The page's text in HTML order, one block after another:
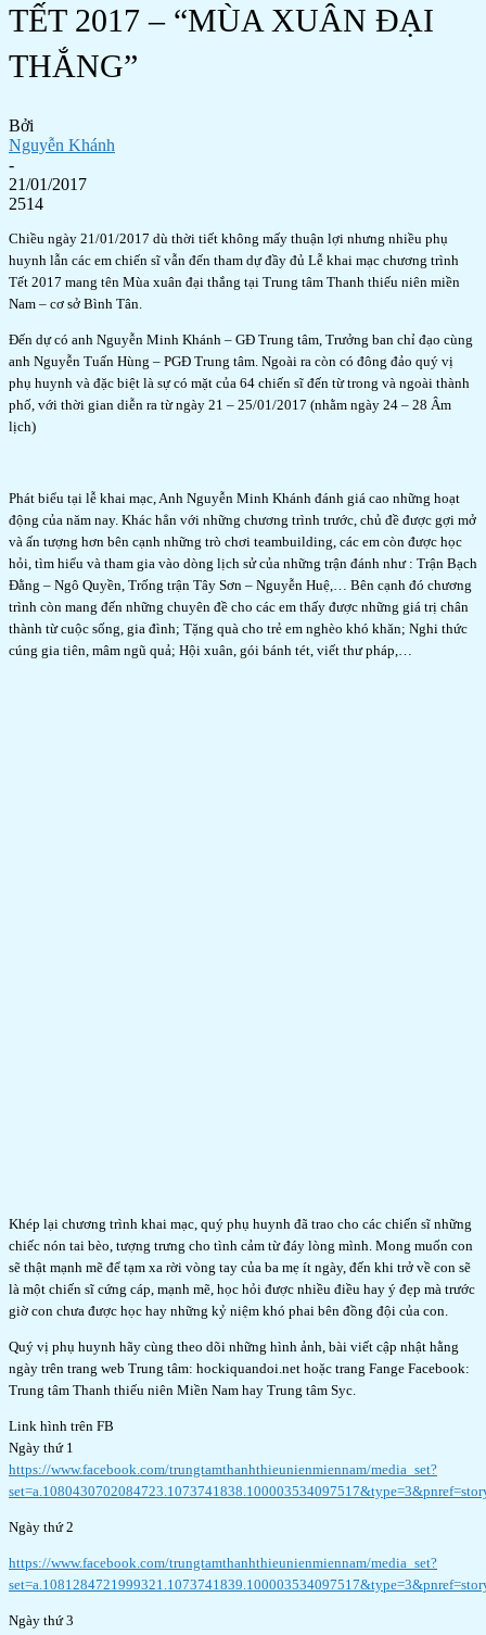
TẾT 2017 – “MÙA XUÂN ĐẠI
THẮNG”
Bởi
Nguyễn Khánh
-
21/01/2017
2514
Chiều ngày 21/01/2017 dù thời tiết không mấy thuận lợi nhưng nhiều phụ
huynh lẫn các em chiến sĩ vẫn đến tham dự đầy đủ Lễ khai mạc chương trình
Tết 2017 mang tên Mùa xuân đại thắng tại Trung tâm Thanh thiếu niên miền
Nam – cơ sở Bình Tân.
Đến dự có anh Nguyễn Minh Khánh – GĐ Trung tâm, Trưởng ban chỉ đạo cùng
anh Nguyễn Tuấn Hùng – PGĐ Trung tâm. Ngoài ra còn có đông đảo quý vị
phụ huynh và đặc biệt là sự có mặt của 64 chiến sĩ đến từ trong và ngoài thành
phố, với thời gian diễn ra từ ngày 21 – 25/01/2017 (nhằm ngày 24 – 28 Âm
lịch)
Phát biểu tại lễ khai mạc, Anh Nguyễn Minh Khánh đánh giá cao những hoạt
động của năm nay. Khác hẳn với những chương trình trước, chủ đề được gợi mở
và ấn tượng hơn bên cạnh những trò chơi teambuilding, các em còn được học
hỏi, tìm hiểu và tham gia vào dòng lịch sử của những trận đánh như : Trận Bạch
Đằng – Ngô Quyền, Trống trận Tây Sơn – Nguyễn Huệ,… Bên cạnh đó chương
trình còn mang đến những chuyên đề cho các em thấy được những giá trị chân
thành từ cuộc sống, gia đình; Tặng quà cho trẻ em nghèo khó khăn; Nghi thức
cúng gia tiên, mâm ngũ quả; Hội xuân, gói bánh tét, viết thư pháp,…
Khép lại chương trình khai mạc, quý phụ huynh đã trao cho các chiến sĩ những
chiếc nón tai bèo, tượng trưng cho tình cảm từ đáy lòng mình. Mong muốn con
sẽ thật mạnh mẽ để tạm xa rời vòng tay của ba mẹ ít ngày, đến khi trở về con sẽ
là một chiến sĩ cứng cáp, mạnh mẽ, học hỏi được nhiều điều hay ý đẹp mà trước
giờ con chưa được học hay những kỷ niệm khó phai bên đồng đội của con.
Quý vị phụ huynh hãy cùng theo dõi những hình ảnh, bài viết cập nhật hằng
ngày trên trang web Trung tâm: hockiquandoi.net hoặc trang Fange Facebook:
Trung tâm Thanh thiếu niên Miền Nam hay Trung tâm Syc.
Link hình trên FB
Ngày thứ 1
https://www.facebook.com/trungtamthanhthieunienmiennam/media_set?
Ngày thứ 2
https://www.facebook.com/trungtamthanhthieunienmiennam/media_set?
Ngày thứ 3